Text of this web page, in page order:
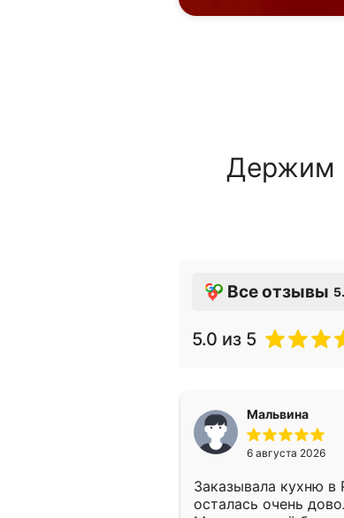
Держим
Все отзывы
5.0 из 5
Мальвина
6 августа 2026
Заказывала кухню в
осталась очень